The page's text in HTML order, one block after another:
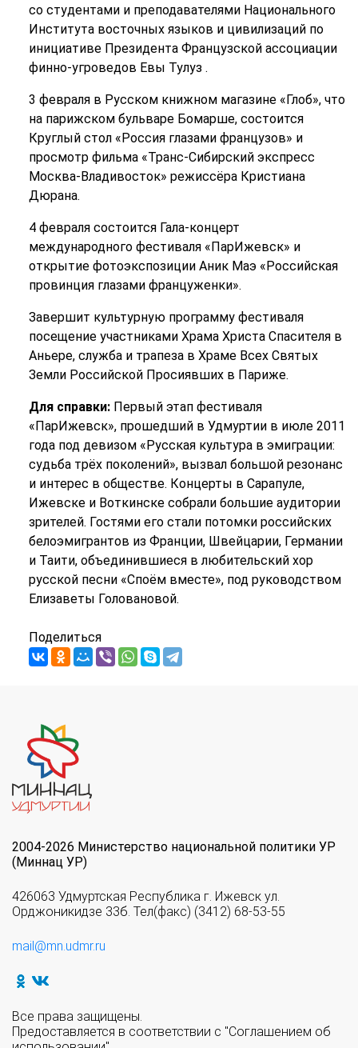
со студентами и преподавателями Национального
Института восточных языков и цивилизаций по
инициативе Президента Французской ассоциации
финно-угроведов Евы Тулуз .
3 февраля в Русском книжном магазине «Глоб», что
на парижском бульваре Бомарше, состоится
Круглый стол «Россия глазами французов» и
просмотр фильма «Транс-Сибирский экспресс
Москва-Владивосток» режиссёра Кристиана
Дюрана.
4 февраля состоится Гала-концерт
международного фестиваля «ПарИжевск» и
открытие фотоэкспозиции Аник Маэ «Российская
провинция глазами француженки».
Завершит культурную программу фестиваля
посещение участниками Храма Христа Спасителя в
Аньере, служба и трапеза в Храме Всех Святых
Земли Российской Просиявших в Париже.
Для справки:Первый этап фестиваля
«ПарИжевск», прошедший в Удмуртии в июле 2011
года под девизом «Русская культура в эмиграции:
судьба трёх поколений», вызвал большой резонанс
и интерес в обществе. Концерты в Сарапуле,
Ижевске и Воткинске собрали большие аудитории
зрителей. Гостями его стали потомки российских
белоэмигрантов из Франции, Швейцарии, Германии
и Таити, объединившиеся в любительский хор
русской песни «Споём вместе», под руководством
Елизаветы Головановой.
Поделиться
2004-2026 Министерство национальной политики УР
(Миннац УР)
426063 Удмуртская Республика г. Ижевск ул.
Орджоникидзе 33б. Тел(факс) (3412) 68-53-55
mail@mn.udmr.ru
Все права защищены.
Предоставляется в соответствии с "Соглашением об